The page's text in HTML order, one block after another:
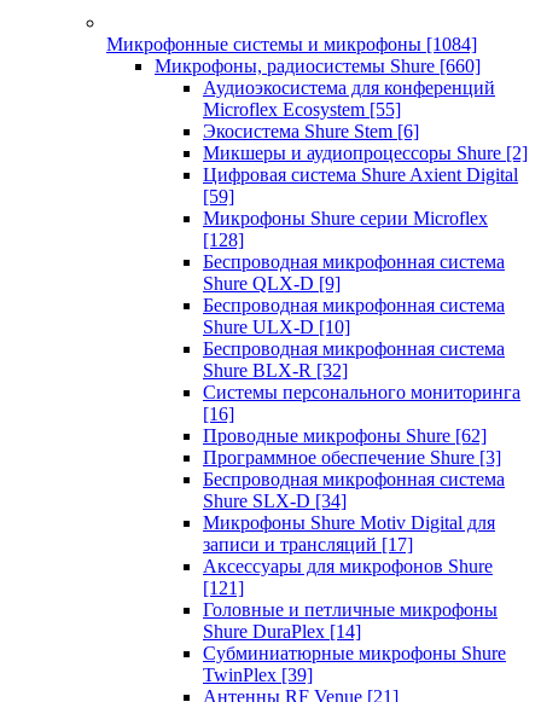
Микрофонные системы и микрофоны [1084]
Микрофоны, радиосистемы Shure [660]
Аудиоэкосистема для конференций
Microflex Ecosystem [55]
Экосистема Shure Stem [6]
Микшеры и аудиопроцессоры Shure [2]
Цифровая система Shure Axient Digital
[59]
Микрофоны Shure серии Microflex
[128]
Беспроводная микрофонная система
Shure QLX-D [9]
Беспроводная микрофонная система
Shure ULX-D [10]
Беспроводная микрофонная система
Shure BLX-R [32]
Системы персонального мониторинга
[16]
Проводные микрофоны Shure [62]
Программное обеспечение Shure [3]
Беспроводная микрофонная система
Shure SLX-D [34]
Микрофоны Shure Motiv Digital для
записи и трансляций [17]
Аксессуары для микрофонов Shure
[121]
Головные и петличные микрофоны
Shure DuraPlex [14]
Субминиатюрные микрофоны Shure
TwinPlex [39]
Антенны RF Venue [21]